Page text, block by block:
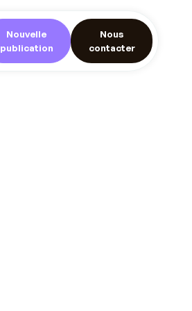
Nouvelle
publication
Nous
contacter